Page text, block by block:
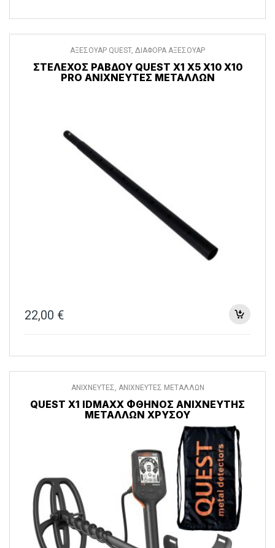
ΑΞΕΣΟΥΑΡ QUEST, ΔΙΑΦΟΡΑ ΑΞΕΣΟΥΑΡ
ΣΤΈΛΕΧΟΣ ΡΆΒΔΟΥ QUEST X1 X5 X10 X10
PRO ΑΝΙΧΝΕΥΤΈΣ ΜΕΤΆΛΛΩΝ
22,00 €
ΑΝΙΧΝΕΥΤΕΣ, ΑΝΙΧΝΕΥΤΕΣ ΜΕΤΑΛΛΩΝ
QUEST X1 IDMAXX ΦΘΗΝΌΣ ΑΝΙΧΝΕΥΤΉΣ
ΜΕΤΆΛΛΩΝ ΧΡΥΣΟΎ